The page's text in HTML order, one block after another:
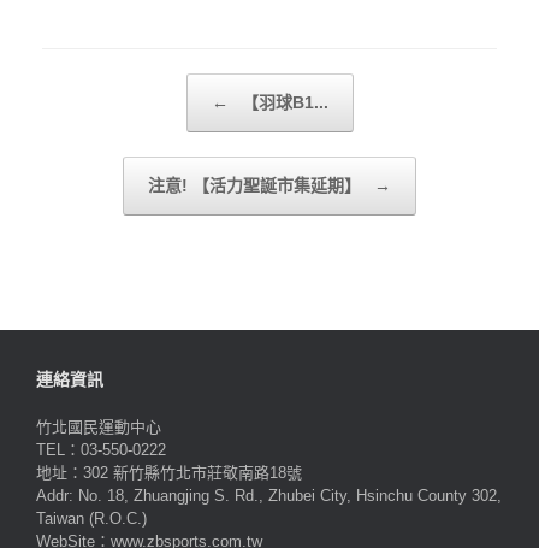
← 【羽球B1...
注意! 【活力聖誕市集延期】 →
連絡資訊
竹北國民運動中心
TEL：03-550-0222
地址：302 新竹縣竹北市莊敬南路18號
Addr: No. 18, Zhuangjing S. Rd., Zhubei City, Hsinchu County 302,
Taiwan (R.O.C.)
WebSite：www.zbsports.com.tw